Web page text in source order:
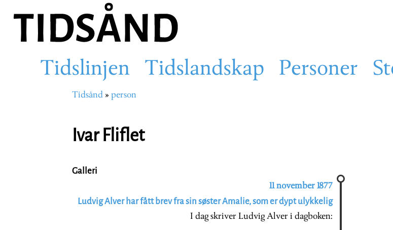
hovedinnhold
Main
navigation
Tidslinjen Tidslandskap Personer
Navigasjonssti
Tidsånd person
Ivar Fliflet
Galleri
11 november 1877
Ludvig Alver har fått brev fra sin søster Amalie, som er dypt ulykkelig
I dag skriver Ludvig Alver i dagboken: